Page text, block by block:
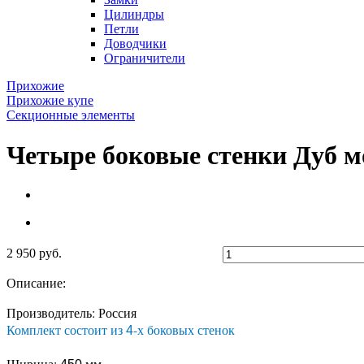
Цилиндры
Петли
Доводчики
Ограничители
Прихожие
Прихожие купе
Секционные элементы
Четыре боковые стенки Дуб
2 950 руб.
Описание:
Производитель: Россия
Комплект состоит из 4-х боковых стенок